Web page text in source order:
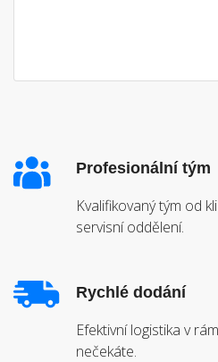
Profesionální tým
Kvalifikovaný tým od
servisní oddělení.
Rychlé dodání
Efektivní logistika v
nečekáte.